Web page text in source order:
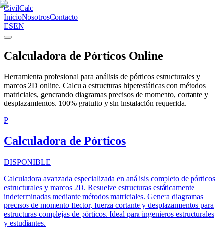
CivilCalc
InicioNosotrosContacto
ESEN
Calculadora de Pórticos Online
Herramienta profesional para análisis de pórticos estructurales y
marcos 2D online. Calcula estructuras hiperestáticas con métodos
matriciales, generando diagramas precisos de momento, cortante y
desplazamientos. 100% gratuito y sin instalación requerida.
P
Calculadora de Pórticos
DISPONIBLE
Calculadora avanzada especializada en análisis completo de pórticos
estructurales y marcos 2D. Resuelve estructuras estáticamente
indeterminadas mediante métodos matriciales. Genera diagramas
precisos de momento flector, fuerza cortante y desplazamientos para
estructuras complejas de pórticos. Ideal para ingenieros estructurales
y estudiantes.